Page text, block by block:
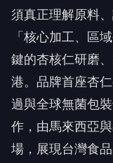
須真正理解原料
「核心加工、區
鍵的杏核仁研磨
港。品牌首座杏
過與全球無菌包
作，由馬來西亞
場，展現台灣食